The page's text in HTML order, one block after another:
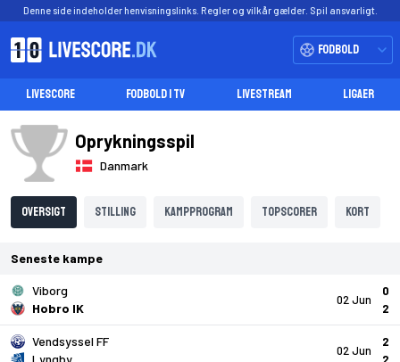
Denne side indeholder henvisningslinks. Regler og vilkår gælder. Spil ansvarligt.
Fodbold
LIVESCORE FODBOLD I TV LIVESTREAM LIGAER
Oprykningsspil
Danmark
Oversigt Stilling Kampprogram Topscorer Kort
Seneste kampe
02 Jun
Viborg
Hobro IK
0
2
02 Jun
Vendsyssel FF
Lyngby
2